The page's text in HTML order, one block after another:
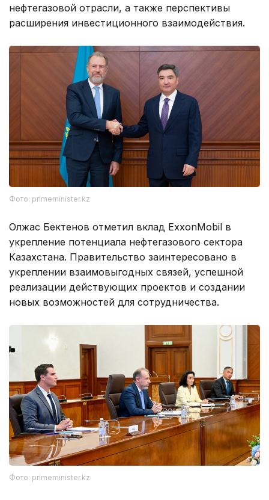
нефтегазовой отрасли, а также перспективы
расширения инвестиционного взаимодействия.
Фото: primeminister.kz
Олжас Бектенов отметил вклад ExxonMobil в
укрепление потенциала нефтегазового сектора
Казахстана. Правительство заинтересовано в
укреплении взаимовыгодных связей, успешной
реализации действующих проектов и создании
новых возможностей для сотрудничества.
Фото: primeminister.kz